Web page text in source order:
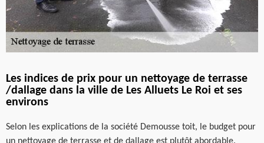
Les indices de prix pour un nettoyage de terrasse
/dallage dans la ville de Les Alluets Le Roi et ses
environs
Selon les explications de la société Demousse toit, le budget pour